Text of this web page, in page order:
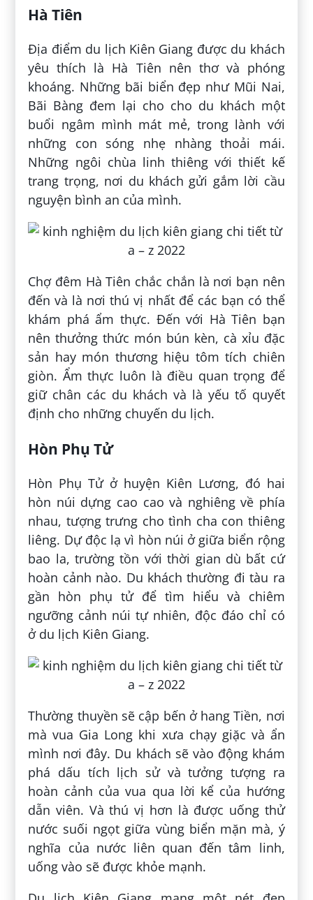
Hà Tiên
Địa điểm du lịch Kiên Giang được du khách
yêu thích là Hà Tiên nên thơ và phóng
khoáng. Những bãi biển đẹp như Mũi Nai,
Bãi Bàng đem lại cho cho du khách một
buổi ngâm mình mát mẻ, trong lành với
những con sóng nhẹ nhàng thoải mái.
Những ngôi chùa linh thiêng với thiết kế
trang trọng, nơi du khách gửi gắm lời cầu
nguyện bình an của mình.
Chợ đêm Hà Tiên chắc chắn là nơi bạn nên
đến và là nơi thú vị nhất để các bạn có thể
khám phá ẩm thực. Đến với Hà Tiên bạn
nên thưởng thức món bún kèn, cà xỉu đặc
sản hay món thương hiệu tôm tích chiên
giòn. Ẩm thực luôn là điều quan trọng để
giữ chân các du khách và là yếu tố quyết
định cho những chuyến du lịch.
Hòn Phụ Tử
Hòn Phụ Tử ở huyện Kiên Lương, đó hai
hòn núi dựng cao cao và nghiêng về phía
nhau, tượng trưng cho tình cha con thiêng
liêng. Dự độc lạ vì hòn núi ở giữa biển rộng
bao la, trường tồn với thời gian dù bất cứ
hoàn cảnh nào. Du khách thường đi tàu ra
gần hòn phụ tử để tìm hiểu và chiêm
ngưỡng cảnh núi tự nhiên, độc đáo chỉ có
ở du lịch Kiên Giang.
Thường thuyền sẽ cập bến ở hang Tiền, nơi
mà vua Gia Long khi xưa chạy giặc và ẩn
mình nơi đây. Du khách sẽ vào động khám
phá dấu tích lịch sử và tưởng tượng ra
hoàn cảnh của vua qua lời kể của hướng
dẫn viên. Và thú vị hơn là được uống thử
nước suối ngọt giữa vùng biển mặn mà, ý
nghĩa của nước liên quan đến tâm linh,
uống vào sẽ được khỏe mạnh.